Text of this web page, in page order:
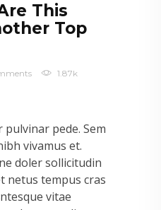
This
Top
1.87k
pulvinar pede. Sem
vivamus et.
doler sollicitudin
netus tempus cras
vitae